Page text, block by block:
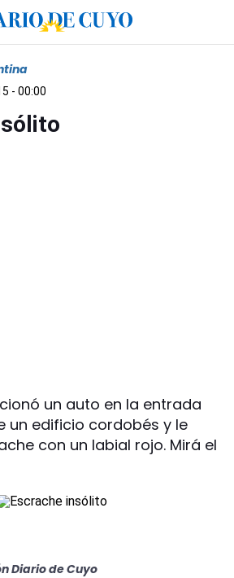
- 00:00
un auto en la entrada
un edificio cordobés y le
con un labial rojo. Mirá el
Diario de Cuyo